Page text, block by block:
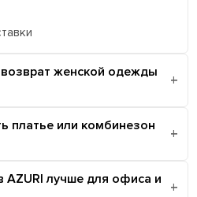
женской одежды
платье или комбинезон
AZURI лучше для офиса и